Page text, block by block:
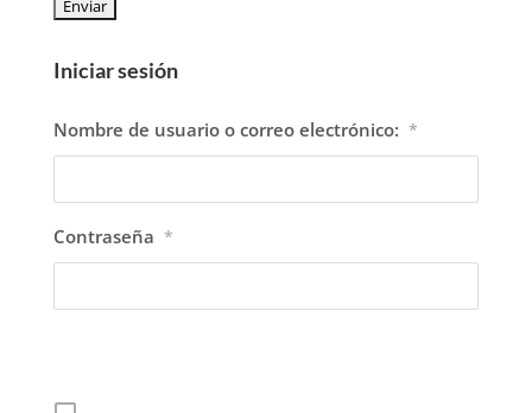
Iniciar sesión
Nombre de usuario o correo electrónico: *
Contraseña *